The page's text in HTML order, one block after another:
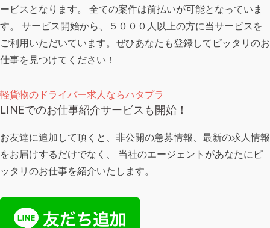
ービスとなります。 全ての案件は前払いが可能となっていま
す。 サービス開始から、５０００人以上の方に当サービスを
ご利用いただいています。ぜひあなたも登録してピッタリのお
仕事を見つけてください！
軽貨物のドライバー求人ならハタプラ
LINEでのお仕事紹介サービスも開始！
お友達に追加して頂くと、非公開の急募情報、最新の求人情報
をお届けするだけでなく、 当社のエージェントがあなたにピ
ッタリのお仕事を紹介いたします。